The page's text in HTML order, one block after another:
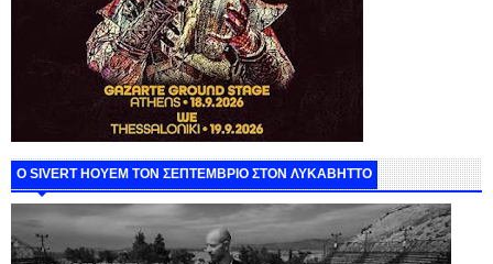
Ο SIVERT HOYEM ΤΟΝ ΣΕΠΤΕΜΒΡΙΟ ΣΤΟΝ ΛΥΚΑΒΗΤΤΟ